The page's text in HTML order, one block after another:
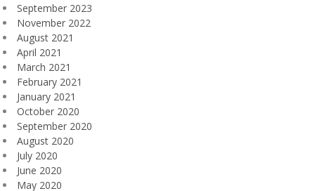
September 2023
November 2022
August 2021
April 2021
March 2021
February 2021
January 2021
October 2020
September 2020
August 2020
July 2020
June 2020
May 2020